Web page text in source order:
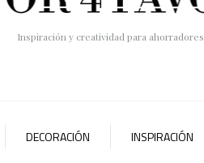
Inspiración y creatividad para ahorradores
DECORACIÓN INSPIRACIÓN